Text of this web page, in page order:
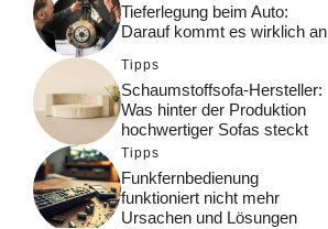
Tieferlegung beim Auto:
Darauf kommt es wirklich an
Tipps
Schaumstoffsofa-Hersteller:
Was hinter der Produktion
hochwertiger Sofas steckt
Tipps
Funkfernbedienung
funktioniert nicht mehr
Ursachen und Lösungen